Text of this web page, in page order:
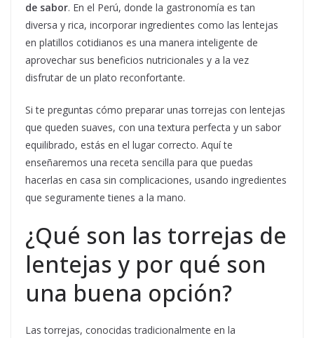
de sabor. En el Perú, donde la gastronomía es tan
diversa y rica, incorporar ingredientes como las lentejas
en platillos cotidianos es una manera inteligente de
aprovechar sus beneficios nutricionales y a la vez
disfrutar de un plato reconfortante.
Si te preguntas cómo preparar unas torrejas con lentejas
que queden suaves, con una textura perfecta y un sabor
equilibrado, estás en el lugar correcto. Aquí te
enseñaremos una receta sencilla para que puedas
hacerlas en casa sin complicaciones, usando ingredientes
que seguramente tienes a la mano.
¿Qué son las torrejas de
lentejas y por qué son
una buena opción?
Las torrejas, conocidas tradicionalmente en la